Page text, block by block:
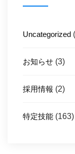
Uncategorized
お知らせ (3)
採用情報 (2)
特定技能 (163)